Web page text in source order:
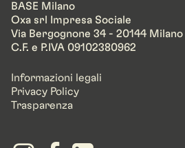
BASE Milano
Oxa srl Impresa Sociale
Via Bergognone 34 - 20144 Milano
C.F. e P.IVA 09102380962
Informazioni legali
Privacy Policy
Trasparenza